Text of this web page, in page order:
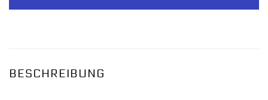
BESCHREIBUNG